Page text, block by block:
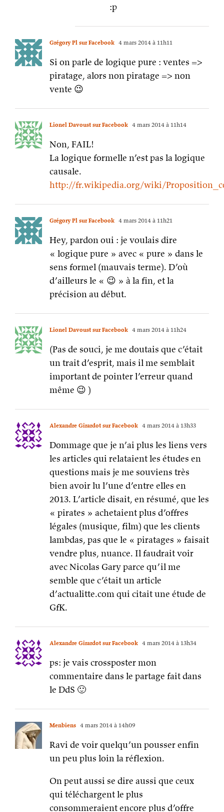
:p
Grégory Pl sur Facebook 4 mars 2014 à 11h11
Si on parle de logique pure : ventes =>
piratage, alors non piratage => non
vente 😉
Lionel Davoust sur Facebook 4 mars 2014 à 11h14
Non, FAIL!
La logique formelle n’est pas la logique
causale.
http://fr.wikipedia.org/wiki/
Grégory Pl sur Facebook 4 mars 2014 à 11h21
Hey, pardon oui : je voulais dire
« logique pure » avec « pure » dans le
sens formel (mauvais terme). D’où
d’ailleurs le « 😉 » à la fin, et la
précision au début.
Lionel Davoust sur Facebook 4 mars 2014 à 11h24
(Pas de souci, je me doutais que c’était
un trait d’esprit, mais il me semblait
important de pointer l’erreur quand
même 😉 )
Alexandre Girardot sur Facebook 4 mars 2014 à 13h33
Dommage que je n’ai plus les liens vers
les articles qui relataient les études en
questions mais je me souviens très
bien avoir lu l’une d’entre elles en
2013. L’article disait, en résumé, que les
« pirates » achetaient plus d’offres
légales (musique, film) que les clients
lambdas, pas que le « piratages » faisait
vendre plus, nuance. Il faudrait voir
avec Nicolas Gary parce qu’il me
semble que c’était un article
d’actualitte.com qui citait une étude de
GfK.
Alexandre Girardot sur Facebook 4 mars 2014 à 13h34
ps: je vais crossposter mon
commentaire dans le partage fait dans
le DdS 🙂
Menbiens 4 mars 2014 à 14h09
Ravi de voir quelqu’un pousser enfin
un peu plus loin la réflexion.
On peut aussi se dire aussi que ceux
qui téléchargent le plus
consommeraient encore plus d’offre